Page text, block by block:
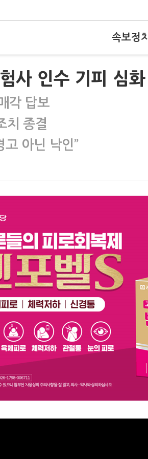
속보정치
사 인수 기피 심화
각 답보
치 종결
고 아닌 낙인”